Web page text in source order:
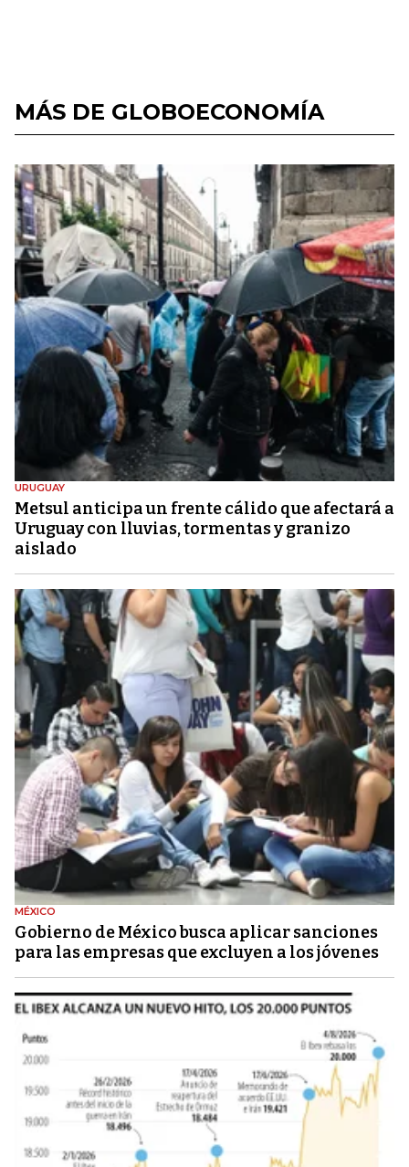
MÁS DE GLOBOECONOMÍA
URUGUAY
Metsul anticipa un frente cálido que afectará a
Uruguay con lluvias, tormentas y granizo
aislado
MÉXICO
Gobierno de México busca aplicar sanciones
para las empresas que excluyen a los jóvenes